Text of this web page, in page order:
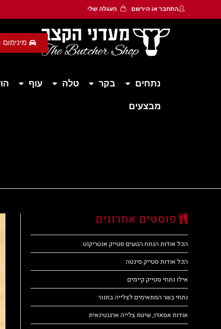
התחבר אוהירשם העגלה שלי
מינימום הזמנה 450 ש״ח - משלוח
נתחים בקר טלה עוף
מבצעים
פוסטים אחרונים
הכל אודות הנתח הטעים סטייק אנטריקוט
הכל אודות סטייק סינטה
אילו נתחי סטייק קיימים
נתחי בשר המתאימים לצלייה בתנור
אודות אסאדו, שיטת צלייה ארגנטינאית